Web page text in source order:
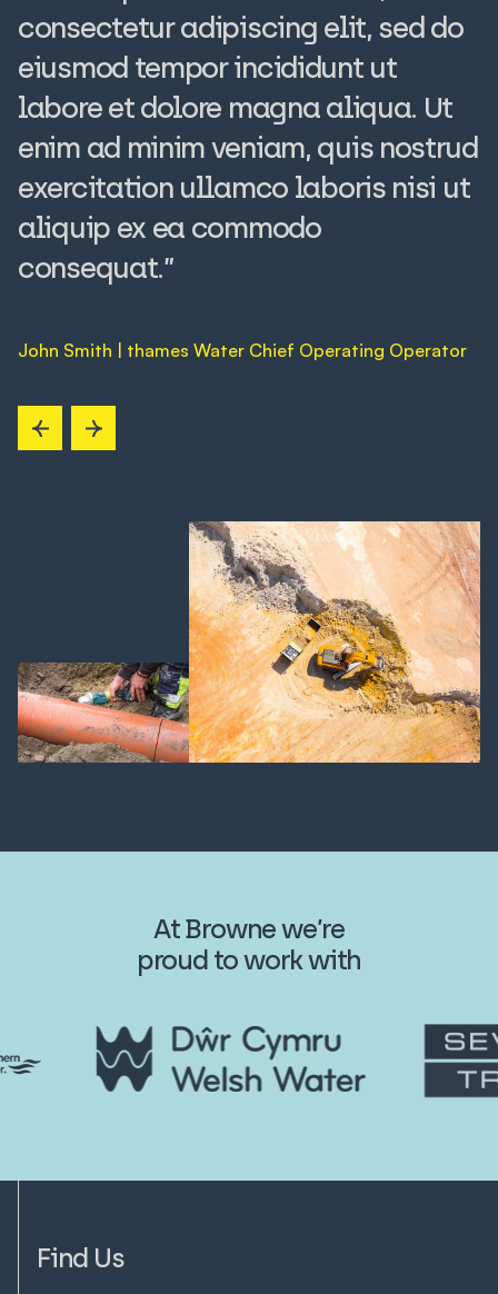
consectetur adipiscing elit, sed do
eiusmod tempor incididunt ut
labore et dolore magna aliqua. Ut
enim ad minim veniam, quis nostrud
exercitation ullamco laboris nisi ut
aliquip ex ea commodo
consequat.”
John Smith | thames Water Chief Operating Operator
At Browne we’re
proud to work with
Find Us